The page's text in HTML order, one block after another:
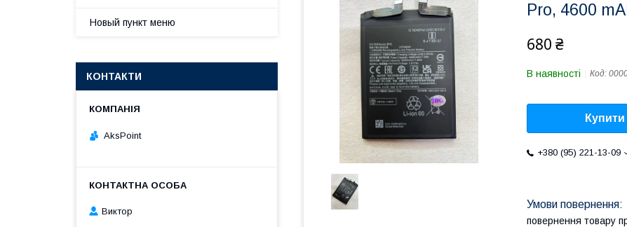
Pro, 4600
680 ₴
В наявності Код:
Купити
+380 (95) 221-13-09
повернення товару
Новый пункт меню
КОНТАКТИ
AksPoint
Виктор